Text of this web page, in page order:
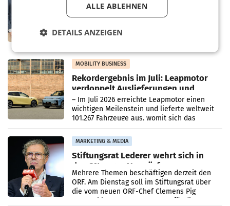
Albrecht setzt ab 1.1.2027 auf Adeg
WIENER NEUDORF. – Die geplante
Vorarlberger Kaufmann Jürgen Albrecht ist
Bundeswettbewerbsbehörde und der
Bundeskartellanwalt
MOBILITY BUSINESS
Rekordergebnis im Juli: Leapmotor
verdoppelt Auslieferungen und
überschreitet die 100.000er-Marke
– Im Juli 2026 erreichte Leapmotor einen
wichtigen Meilenstein und lieferte weltweit
101.267 Fahrzeuge aus, womit sich das
Ergebnis gegenüber Juli 2025 mehr als
verdoppelte (+102
MARKETING & MEDIA
Stiftungsrat Lederer wehrt sich in
den SN gegen Vorwürfe
Mehrere Themen beschäftigen derzeit den
ORF. Am Dienstag soll im Stiftungsrat über
die vom neuen ORF-Chef Clemens Pig
vorgeschlagenen Besetzungen für die
ALLE ABLEHNEN
DETAILS ANZEIGEN